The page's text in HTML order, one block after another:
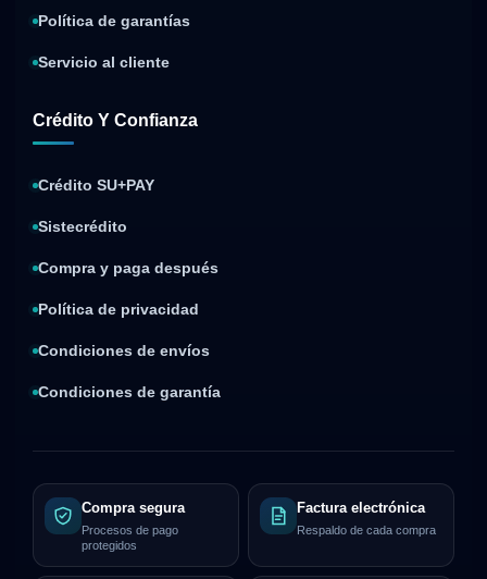
Política de garantías
Servicio al cliente
Crédito Y Confianza
Crédito SU+PAY
Sistecrédito
Compra y paga después
Política de privacidad
Condiciones de envíos
Condiciones de garantía
Compra segura
Procesos de pago
protegidos
Factura electrónica
Respaldo de cada compra